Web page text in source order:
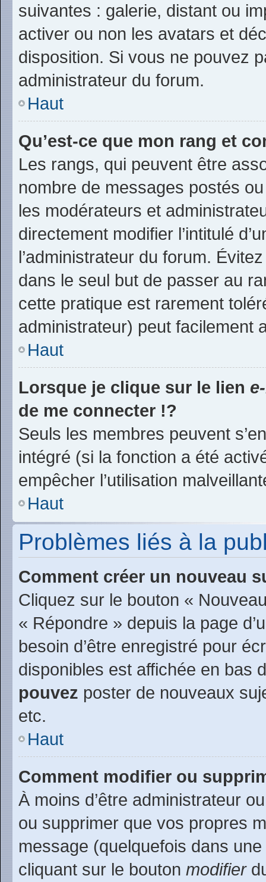
suivantes : galerie, distant ou
activer ou non les avatars et
disposition. Si vous ne pouvez
administrateur du forum.
Haut
Qu’est-ce que mon rang et
Les rangs, qui peuvent être
nombre de messages postés
les modérateurs et
directement modifier l’intitulé
l’administrateur du forum.
dans le seul but de passer au
cette pratique est rarement
administrateur) peut facilement
Haut
Lorsque je clique sur le lien
de me connecter !?
Seuls les membres peuvent
intégré (si la fonction a été
empêcher l’utilisation
Haut
Problèmes liés à la
Comment créer un nouveau
Cliquez sur le bouton «
« Répondre » depuis la page
besoin d’être enregistré pour
disponibles est affichée en bas
pouvez poster de nouveaux
etc.
Haut
Comment modifier ou
À moins d’être administrateur
ou supprimer que vos propres
message (quelquefois dans
cliquant sur le bouton modifier